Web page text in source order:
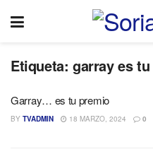
Etiqueta: garray es
Garray… es tu premio
BY TVADMIN 18 MARZO, 2024 0